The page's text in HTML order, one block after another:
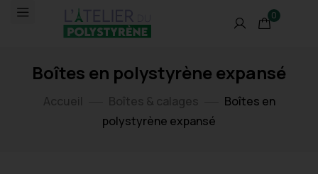
0
Boîtes en polystyrène expansé
Accueil Boîtes & calages
Boîtes en
polystyrène expansé